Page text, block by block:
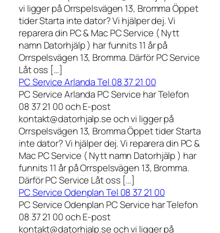
vi ligger på Orrspelsvägen 13, Bromma Öppet
tider Starta inte dator? Vi hjälper dej. Vi
reparera din PC & Mac PC Service ( Nytt
namn Datorhjälp ) har funnits 11 år på
Orrspelsvägen 13, Bromma. Därför PC Service
Låt oss […]
PC Service Arlanda Tel 08 37 21 00
PC Service Arlanda PC Service har Telefon
08 37 21 00 och E-post
kontakt@datorhjalp.se och vi ligger på
Orrspelsvägen 13, Bromma Öppet tider Starta
inte dator? Vi hjälper dej. Vi reparera din PC &
Mac PC Service ( Nytt namn Datorhjälp ) har
funnits 11 år på Orrspelsvägen 13, Bromma.
Därför PC Service Låt oss […]
PC Service Odenplan Tel 08 37 21 00
PC Service Odenplan PC Service har Telefon
08 37 21 00 och E-post
kontakt@datorhjalp.se och vi ligger på